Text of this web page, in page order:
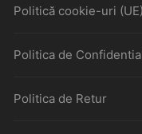
Politică cookie-uri (UE)
Politica de
Politica de Retur